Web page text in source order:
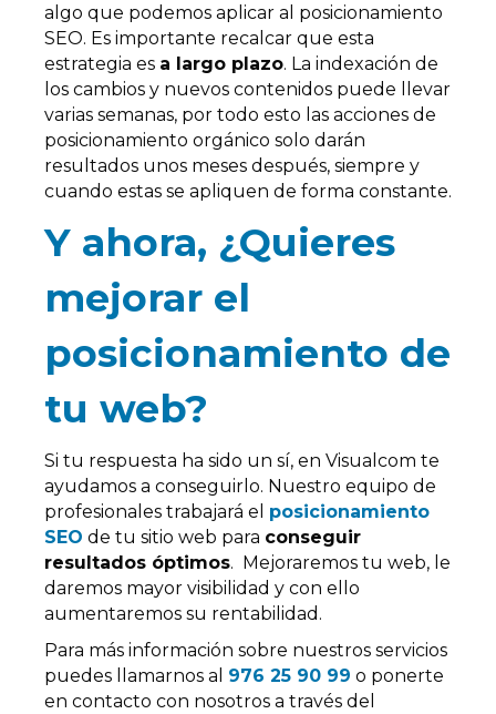
algo que podemos aplicar al posicionamiento
SEO. Es importante recalcar que esta
estrategia es a largo plazo. La indexación de
los cambios y nuevos contenidos puede llevar
varias semanas, por todo esto las acciones de
posicionamiento orgánico solo darán
resultados unos meses después, siempre y
cuando estas se apliquen de forma constante.
Y ahora, ¿Quieres
mejorar el
posicionamiento de
tu web?
Si tu respuesta ha sido un sí, en Visualcom te
ayudamos a conseguirlo. Nuestro equipo de
profesionales trabajará el posicionamiento
SEO de tu sitio web para conseguir
resultados óptimos. Mejoraremos tu web, le
daremos mayor visibilidad y con ello
aumentaremos su rentabilidad.
Para más información sobre nuestros servicios
puedes llamarnos al 976 25 90 99 o ponerte
en contacto con nosotros a través del